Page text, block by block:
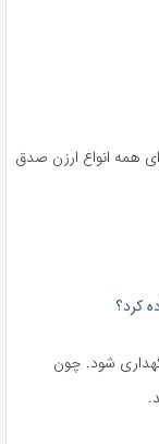
دارد، ولی قاعده کلی ۳ تا ۵ روز برای همه انواع ارزن صدق
۲ روز در یخچال نگهداری شود. چون